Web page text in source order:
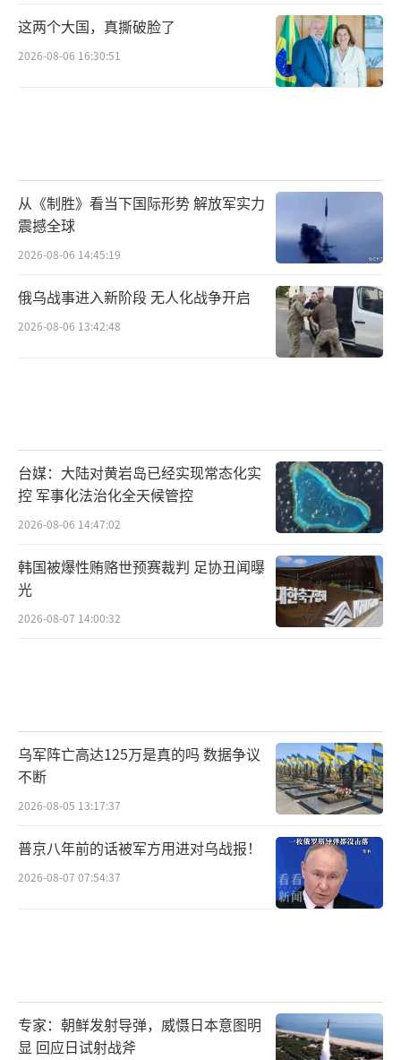
这两个大国，真撕破脸了
2026-08-06 16:30:51
从《制胜》看当下国际形势 解放军实力
震撼全球
2026-08-06 14:45:19
俄乌战事进入新阶段 无人化战争开启
2026-08-06 13:42:48
台媒：大陆对黄岩岛已经实现常态化实
控 军事化法治化全天候管控
2026-08-06 14:47:02
韩国被爆性贿赂世预赛裁判 足协丑闻曝
光
2026-08-07 14:00:32
乌军阵亡高达125万是真的吗 数据争议
不断
2026-08-05 13:17:37
普京八年前的话被军方用进对乌战报！
2026-08-07 07:54:37
专家：朝鲜发射导弹，威慑日本意图明
显 回应日试射战斧